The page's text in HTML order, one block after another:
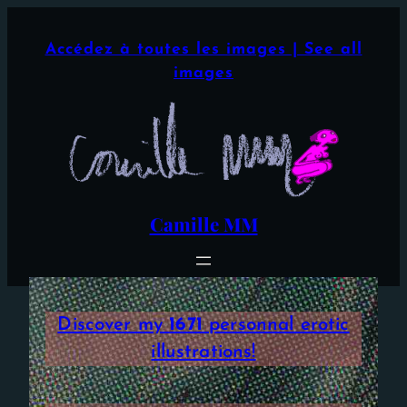
Accédez à toutes les images | See all
images
Camille MM
Discover my1671personnal erotic
illustrations!